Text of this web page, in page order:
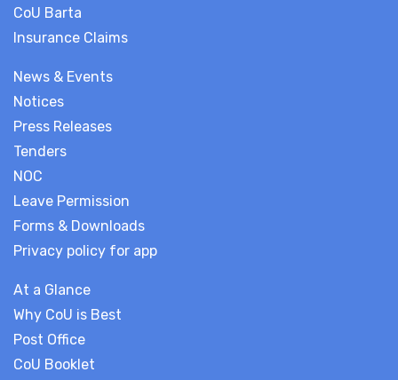
News & Events
Notices
Press Releases
Tenders
NOC
Leave Permission
Forms & Downloads
Privacy policy for app
At a Glance
Why CoU is Best
Post Office
CoU Booklet
CoU Barta
Insurance Claims